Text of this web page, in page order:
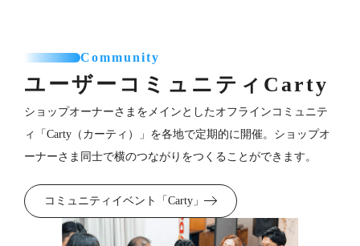
Community
ユーザーコミュニティ Carty
ショップオーナーさまをメインとしたオフラインコミュニテ
ィ「Carty（カーティ）」を各地で定期的に開催。ショップオ
ーナーさま同士で横のつながりをつくることができます。
コミュニティイベント「Carty」